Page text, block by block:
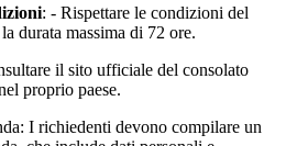
: - Rispettare le condizioni del
durata massima di 72 ore.
il sito ufficiale del consolato
proprio paese.
I richiedenti devono compilare un